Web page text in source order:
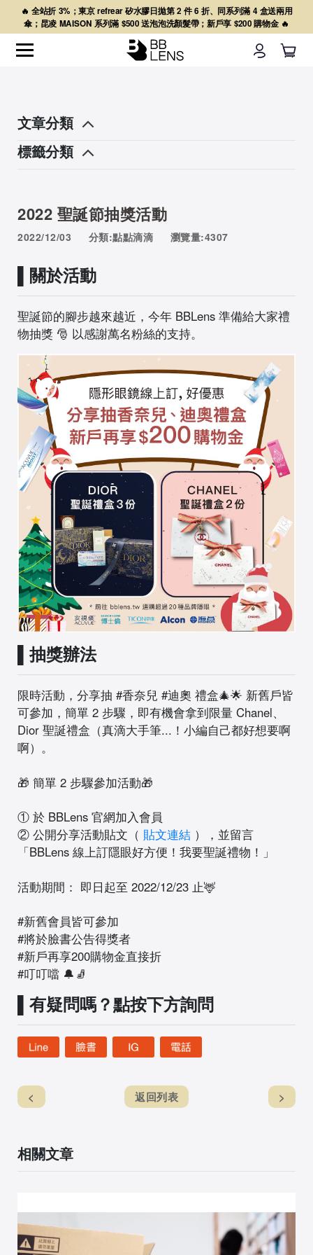
🔥 全站折 3%；東京 refrear 矽水膠日拋第 2 件 6 折、同系列滿 4 盒送兩用
傘；昆凌 MAISON 系列滿 $500 送泡泡洗顏髮帶；新戶享 $200 購物金 🔥
2022 聖誕節抽獎活動
2022/12/03 分類:點點滴滴 瀏覽量:4307
▌關於活動
聖誕節的腳步越來越近，今年 BBLens 準備給大家禮
物抽獎 🎅 以感謝萬名粉絲的支持。
▌抽獎辦法
限時活動，分享抽 #香奈兒 #迪奧 禮盒🎄🌟 新舊戶皆
可參加，簡單 2 步驟，即有機會拿到限量 Chanel、
Dior 聖誕禮盒（真滴大手筆...！小編自己都好想要啊
啊）。
🎁 簡單 2 步驟參加活動🎁
① 於 BBLens 官網加入會員
② 公開分享活動貼文（ 貼文連結 ），並留言
「BBLens 線上訂隱眼好方便！我要聖誕禮物！」
活動期間： 即日起至 2022/12/23 止🦌
#新舊會員皆可參加
#將於臉書公告得獎者
#新戶再享200購物金直接折
#叮叮噹 🔔🧦
▌有疑問嗎？點按下方詢問
< 返回列表 >
相關文章
文章分類
標籤分類